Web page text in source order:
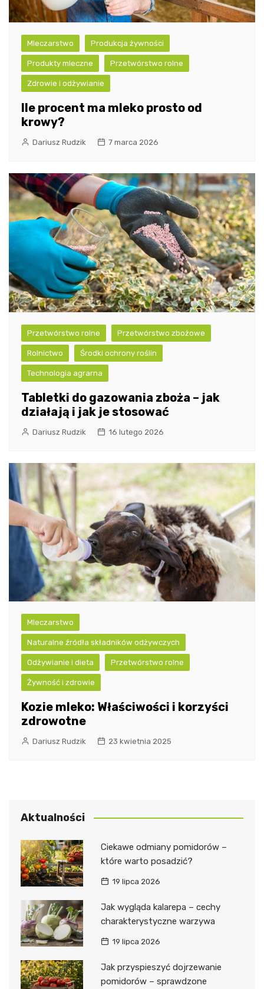
Mleczarstwo Produkcja żywności
Produkty mleczne Przetwórstwo rolne
Zdrowie i odżywianie
Ile procent ma mleko prosto od
krowy?
Dariusz Rudzik 7 marca 2026
Przetwórstwo rolne Przetwórstwo zbożowe
Rolnictwo Środki ochrony roślin
Technologia agrarna
Tabletki do gazowania zboża – jak
działają i jak je stosować
Dariusz Rudzik 16 lutego 2026
Mleczarstwo
Naturalne źródła składników odżywczych
Odżywianie i dieta Przetwórstwo rolne
Żywność i zdrowie
Kozie mleko: Właściwości i korzyści
zdrowotne
Dariusz Rudzik 23 kwietnia 2025
Aktualności
Ciekawe odmiany pomidorów –
które warto posadzić?
19 lipca 2026
Jak wygląda kalarepa – cechy
charakterystyczne warzywa
19 lipca 2026
Jak przyspieszyć dojrzewanie
pomidorów – sprawdzone